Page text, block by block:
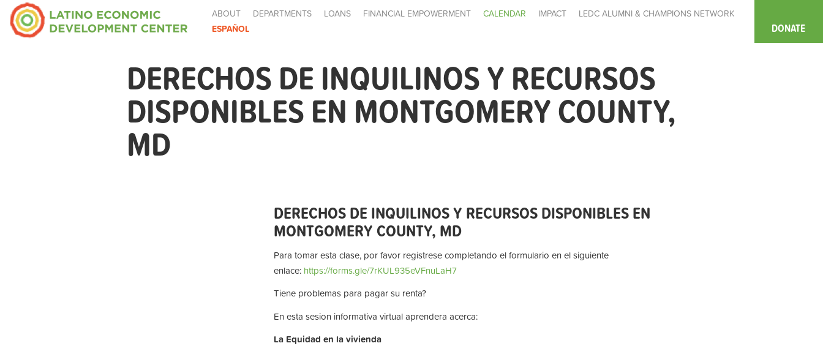
ABOUT DEPARTMENTS LOANS FINANCIAL EMPOWERMENT CALENDAR IMPACT
LEDC ALUMNI & CHAMPIONS NETWORK
ESPAÑOL
DONATE
DERECHOS DE INQUILINOS Y RECURSOS
DISPONIBLES EN MONTGOMERY COUNTY,
MD
DERECHOS DE INQUILINOS Y RECURSOS DISPONIBLES EN
MONTGOMERY COUNTY, MD
Para tomar esta clase, por favor registrese completando el formulario en el siguiente
enlace: https://forms.gle/7rKUL935eVFnuLaH7
Tiene problemas para pagar su renta?
En esta sesion informativa virtual aprendera acerca:
La Equidad en lavivienda